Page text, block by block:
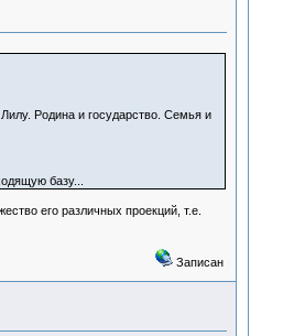
Родина и государство. Семья и
базу...
его различных проекций, т.е.
Записан